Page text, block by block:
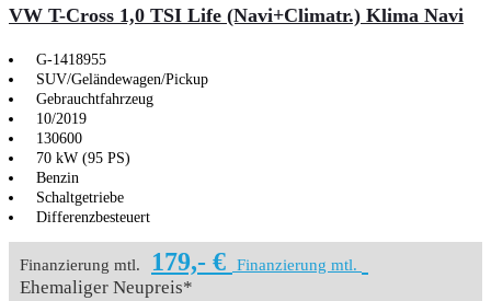
VW T-Cross 1,0 TSI Life (Navi+Climatr.) Klima Navi
G-1418955
SUV/Geländewagen/Pickup
Gebrauchtfahrzeug
10/2019
130600
70 kW (95 PS)
Benzin
Schaltgetriebe
Differenzbesteuert
Finanzierung mtl. 179,- € Finanzierung mtl.
Ehemaliger Neupreis*